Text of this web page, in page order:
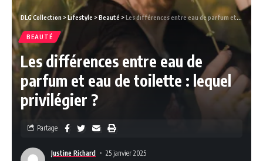
DLG Collection >Lifestyle >Beauté >Les différences entre eau de parfum et eau de toilette : lequel privilégier ?
BEAUTÉ
Les différences entre eau de
parfum et eau de toilette : lequel
privilégier ?
Justine Richard
25 janvier 2025
Partage